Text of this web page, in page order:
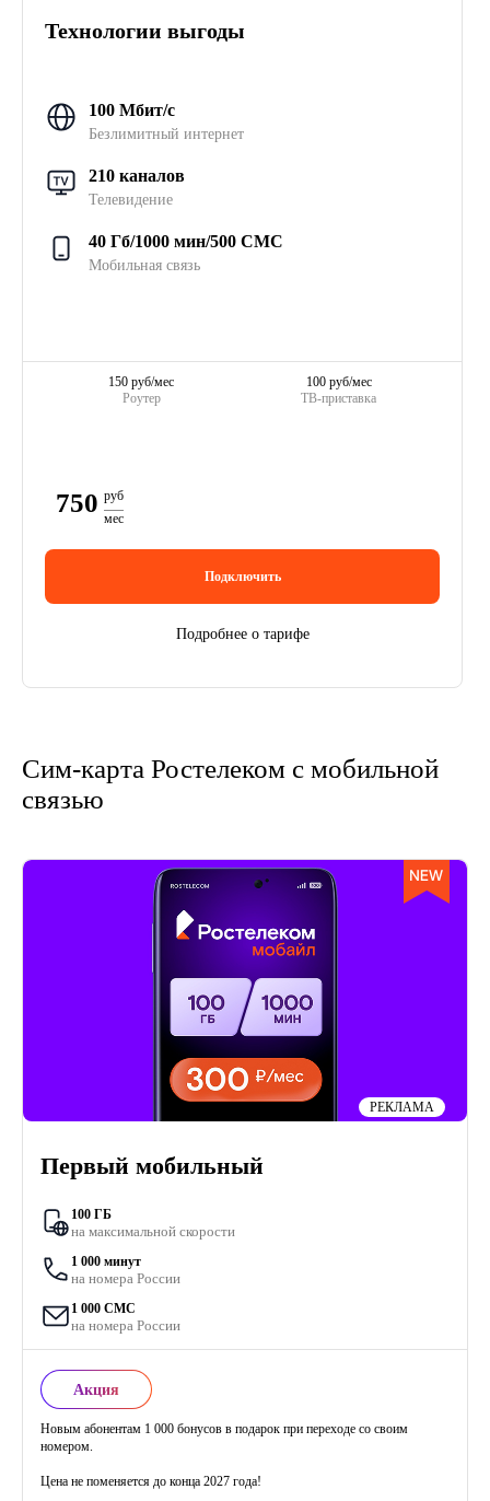
Технологии выгоды
100 Мбит/с
Безлимитный интернет
210 каналов
Телевидение
40 Гб/1000 мин/500 СМС
Мобильная связь
Роутер
150 руб/мес
ТВ-приставка
100 руб/мес
750 руб
мес
Подключить
Подробнее о тарифе
Сим-карта Ростелеком с мобильной
связью
Первый мобильный
100 ГБ
на максимальной скорости
1 000 минут
на номера России
1 000 СМС
на номера России
Акция
Новым абонентам 1 000 бонусов в подарок при переходе со своим
номером.
Цена не поменяется до конца 2027 года!
РЕКЛАМА